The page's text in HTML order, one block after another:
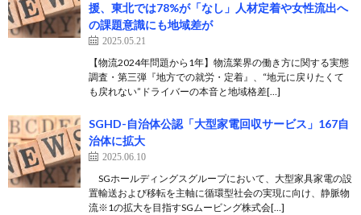
援、東北では78%が「なし」人材定着や女性流出へ
の課題意識にも地域差が
2025.05.21
【物流2024年問題から1年】物流業界の働き方に関する実態
調査・第三弾『地方での就労・定着』、“地元に戻りたくて
も戻れない”ドライバーの本音と地域格差[…]
SGHD-自治体公認「大型家電回収サービス」167自
治体に拡大
2025.06.10
SGホールディングスグループにおいて、大型家具家電の設
置輸送および移転を主軸に循環型社会の実現に向け、静脈物
流※1の拡大を目指すSGムービング株式会[…]